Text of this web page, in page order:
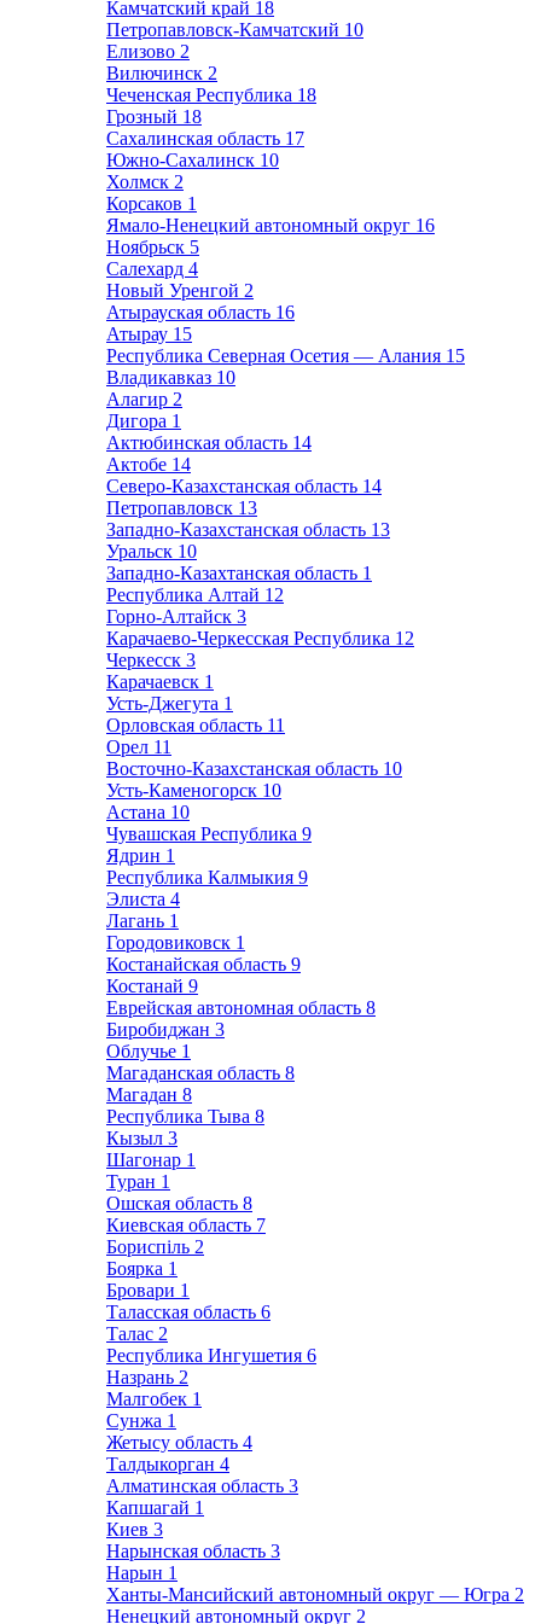
Камчатский край 18
Петропавловск-Камчатский 10
Елизово 2
Вилючинск 2
Чеченская Республика 18
Грозный 18
Сахалинская область 17
Южно-Сахалинск 10
Холмск 2
Корсаков 1
Ямало-Ненецкий автономный округ 16
Ноябрьск 5
Салехард 4
Новый Уренгой 2
Атырауская область 16
Атырау 15
Республика Северная Осетия — Алания 15
Владикавказ 10
Алагир 2
Дигора 1
Актюбинская область 14
Актобе 14
Северо-Казахстанская область 14
Петропавловск 13
Западно-Казахстанская область 13
Уральск 10
Западно-Казахтанская область 1
Республика Алтай 12
Горно-Алтайск 3
Карачаево-Черкесская Республика 12
Черкесск 3
Карачаевск 1
Усть-Джегута 1
Орловская область 11
Орел 11
Восточно-Казахстанская область 10
Усть-Каменогорск 10
Астана 10
Чувашская Республика 9
Ядрин 1
Республика Калмыкия 9
Элиста 4
Лагань 1
Городовиковск 1
Костанайская область 9
Костанай 9
Еврейская автономная область 8
Биробиджан 3
Облучье 1
Магаданская область 8
Магадан 8
Республика Тыва 8
Кызыл 3
Шагонар 1
Туран 1
Ошская область 8
Киевская область 7
Бориспіль 2
Боярка 1
Бровари 1
Таласская область 6
Талас 2
Республика Ингушетия 6
Назрань 2
Малгобек 1
Сунжа 1
Жетысу область 4
Талдыкорган 4
Алматинская область 3
Капшагай 1
Киев 3
Нарынская область 3
Нарын 1
Ханты-Мансийский автономный округ — Югра 2
Ненецкий автономный округ 2